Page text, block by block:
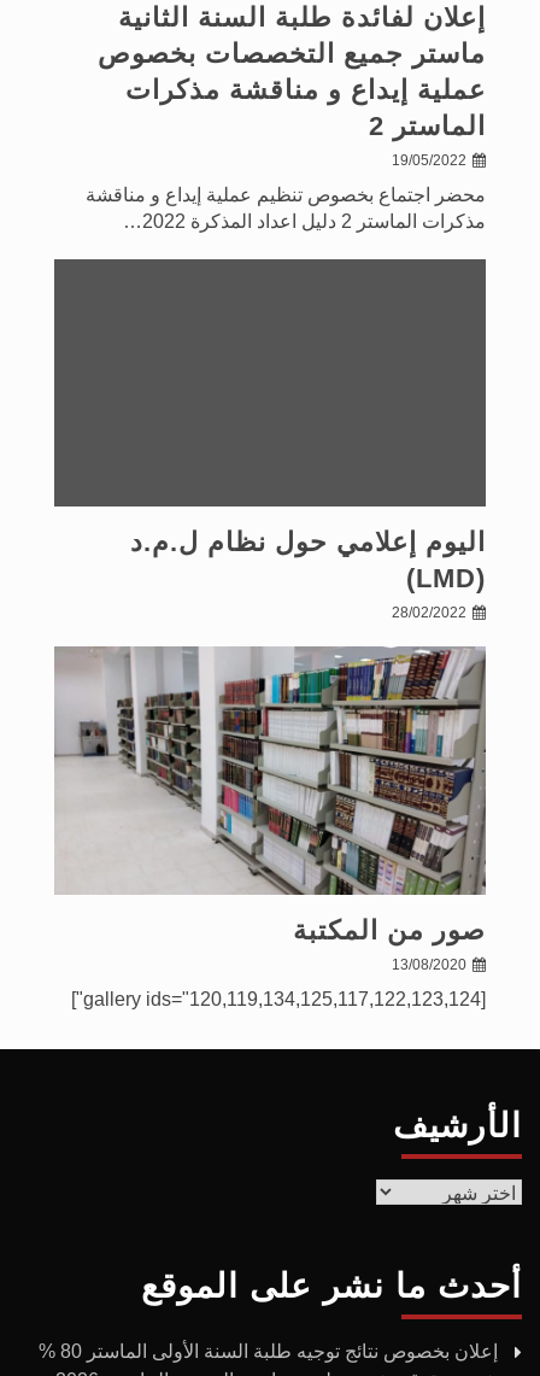
إعلان لفائدة طلبة السنة الثانية
ماستر جميع التخصصات بخصوص
عملية إيداع و مناقشة مذكرات
الماستر 2
19/05/2022
محضر اجتماع بخصوص تنظيم عملية إيداع و مناقشة
مذكرات الماستر 2 دليل اعداد المذكرة 2022…
اليوم إعلامي حول نظام ل.م.د
(LMD)
28/02/2022
صور من المكتبة
13/08/2020
[gallery ids="120,119,134,125,117,122,123,124"]
الأرشيف
الأرشيف
أحدث ما نشر على الموقع
إعلان بخصوص نتائج توجيه طلبة السنة الأولى الماستر 80 %